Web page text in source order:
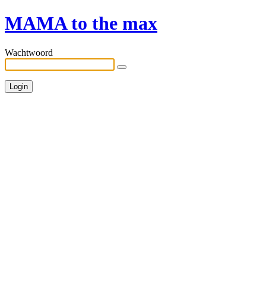
MAMA to the max
Wachtwoord